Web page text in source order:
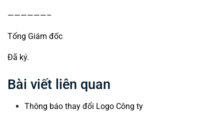
——————–
Tổng Giám đốc
Đã ký.
Bài viết liên quan
Thông báo thay đổi Logo Công ty